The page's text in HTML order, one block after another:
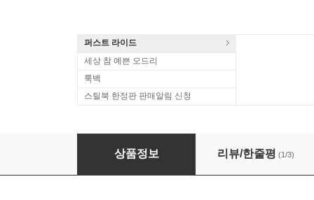
퍼스트 라이드
세상 참 예쁜 오드리
룩백
스틸북 한정판 판매알림 신청
중경삼림 리마스터링 (1Disc, 한정판 독점 스틸
상품정보 리뷰/한줄평 (1/3)